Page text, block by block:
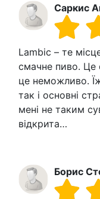
Cаркис
Lambic – те
смачне пиво. Це
це неможливо.
так і основні
мені не таким
відкрита…
Борис